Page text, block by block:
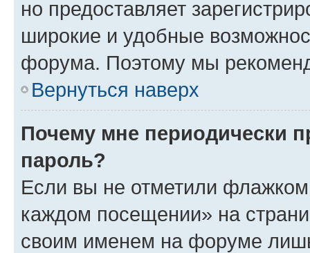
но предоставляет
широкие и удобные
форума. Поэтому мы
Вернуться наверх
Почему мне периодически
пароль?
Если вы не отметили флажком
каждом посещении» на
своим именем на форуме